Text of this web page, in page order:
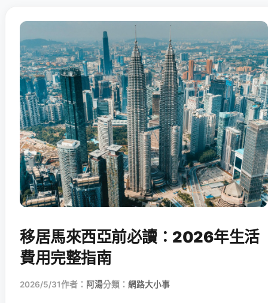
移居馬來西亞前必讀：2026年生活
費用完整指南
2026/5/31作者： 阿湯分類： 網路大小事